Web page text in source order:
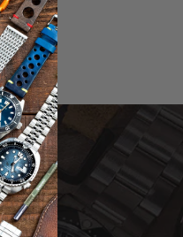
اشترك للحصول على آخر الأخبار حول المبيعات | الإصدارات الجديدة & المزيد …